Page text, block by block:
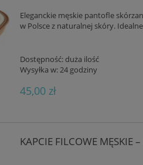
CIEPŁE KAPCIE MĘSKIE W KRATĘ –
FILCOWE WYGODNE PANTOFLE
Eleganckie męskie pantofle
w Polsce z naturalnej skóry.
Dostępność: duża ilość
Wysyłka w:24 godziny
45,00 zł
KAPCIE FILCOWE MĘSKIE